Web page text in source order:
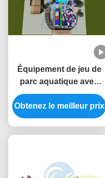
Équipement de jeu de
parc aquatique avec
toboggan aquatique en
fibre de verre pour
enfants
Obtenez le meilleur prix